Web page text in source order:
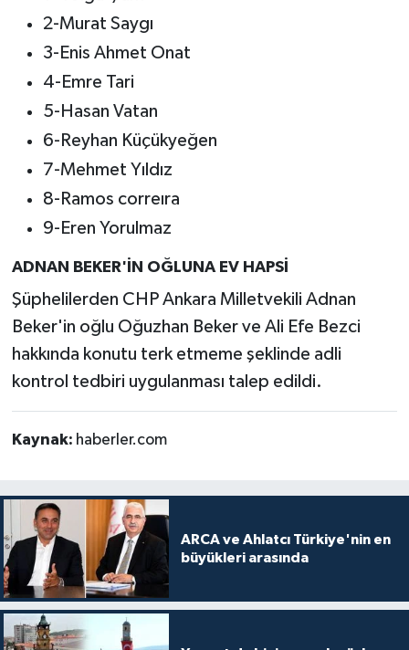
2-Murat Saygı
3-Enis Ahmet Onat
4-Emre Tari
5-Hasan Vatan
6-Reyhan Küçükyeğen
7-Mehmet Yıldız
8-Ramos correıra
9-Eren Yorulmaz
ADNAN BEKER'İN OĞLUNA EV HAPSİ
Şüphelilerden CHP Ankara Milletvekili Adnan
Beker'in oğlu Oğuzhan Beker ve Ali Efe Bezci
hakkında konutu terk etmeme şeklinde adli
kontrol tedbiri uygulanması talep edildi.
Kaynak: haberler.com
ARCA ve Ahlatcı Türkiye'nin en
büyükleri arasında